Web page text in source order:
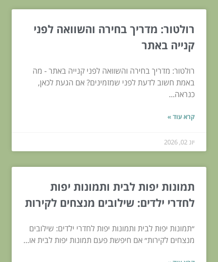
רולטור: מדריך בחירה והשוואה לפני
קנייה באתר
רולטור: מדריך בחירה והשוואה לפני קנייה באתר - מה
באמת חשוב לדעת לפני שמזמינים? אם הגעת לכאן,
כנראה...
קרא עוד »
יונ 02, 2026
תמונות יפות לבית ותמונות יפות
לחדרי ילדים: שילובים מנצחים לקירות
״תמונות יפות לבית ותמונות יפות לחדרי ילדים: שילובים
מנצחים לקירות״ אם חיפשת פעם תמונות יפות לבית או...